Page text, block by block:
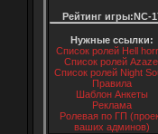
Рейтинг игры:NC-
Нужные ссылки:
Список ролей Hell
Список ролей
Список ролей Night
Правила
Шаблон Анкеты
Реклама
Ролевая по ГП
ваших админов)